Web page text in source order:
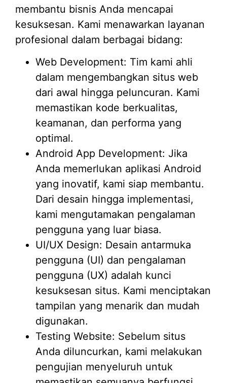
membantu bisnis Anda mencapai
kesuksesan. Kami menawarkan layanan
profesional dalam berbagai bidang:
Web Development: Tim kami ahli
dalam mengembangkan situs web
dari awal hingga peluncuran. Kami
memastikan kode berkualitas,
keamanan, dan performa yang
optimal.
Android App Development: Jika
Anda memerlukan aplikasi Android
yang inovatif, kami siap membantu.
Dari desain hingga implementasi,
kami mengutamakan pengalaman
pengguna yang luar biasa.
UI/UX Design: Desain antarmuka
pengguna (UI) dan pengalaman
pengguna (UX) adalah kunci
kesuksesan situs. Kami menciptakan
tampilan yang menarik dan mudah
digunakan.
Testing Website: Sebelum situs
Anda diluncurkan, kami melakukan
pengujian menyeluruh untuk